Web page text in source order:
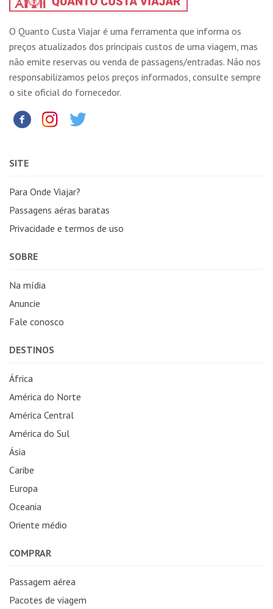
O Quanto Custa Viajar é uma ferramenta que informa os
preços atualizados dos principais custos de uma viagem, mas
não emite reservas ou venda de passagens/entradas. Não nos
responsabilizamos pelos preços informados, consulte sempre
o site oficial do fornecedor.
SITE
Para Onde Viajar?
Passagens aéras baratas
Privacidade e termos de uso
SOBRE
Na mídia
Anuncie
Fale conosco
DESTINOS
África
América do Norte
América Central
América do Sul
Ásia
Caribe
Europa
Oceania
Oriente médio
COMPRAR
Passagem aérea
Pacotes de viagem